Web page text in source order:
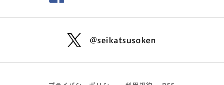
@seikatsusoken